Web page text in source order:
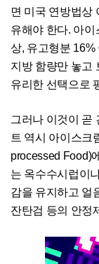
면 미국 연방법상
유해야 한다. 아이
상, 유고형분
지방 함량만 놓고
유리한 선택으로
그러나 이것이 곧
트 역시 아이스크
processed Food)
는 옥수수시럽이
감을 유지하고 얼
잔탄검 등의 안정